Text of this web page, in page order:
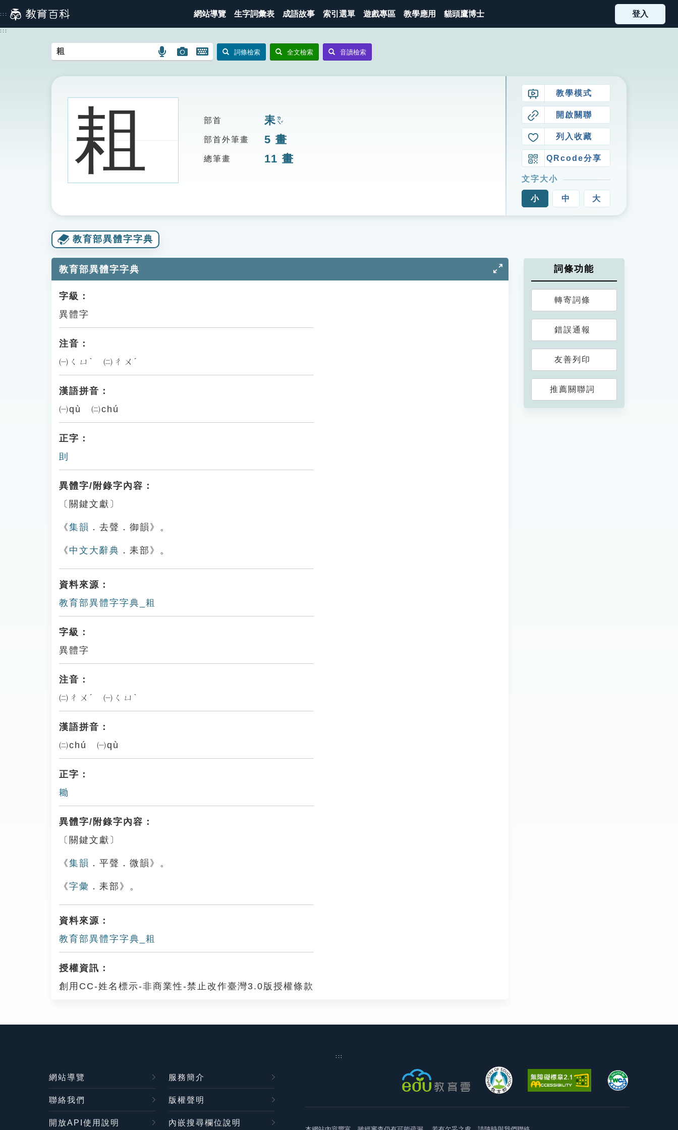
到
主
::: 網站導覽 生字詞彙表 成語故事 索引選單 遊戲專區 教學應用 貓頭鷹博士 登入
:::
語
搜
圖
圖
搜
開
鍵
詞條檢索 全文檢索 音讀檢索
耝 部首 耒ㄌㄟˇ
部首外筆畫 5 畫
總筆畫 11 畫
教學模式
開啟關聯
列入收藏
QRcode分享
文字大小
小 中 大
教育部異體字字典
教育部異體字字典
字級：
異體字
注音：
㈠ㄑㄩˋ ㈡ㄔㄨˊ
漢語拼音：
㈠qù ㈡chú
正字：
刞
異體字/附錄字內容：
〔關鍵文獻〕
《集韻 ．去聲．御韻》。
《 中文大辭典 ．耒部》。
資料來源：
教育部異體字字典_耝
字級：
異體字
注音：
㈡ㄔㄨˊ ㈠ㄑㄩˋ
漢語拼音：
㈡chú ㈠qù
正字：
耡
異體字/附錄字內容：
〔關鍵文獻〕
《集韻 ．平聲．微韻》。
《字彙 ．耒部》。
資料來源：
教育部異體字字典_耝
授權資訊：
創用CC-姓名標示-非商業性-禁止改作臺灣3.0版授權條款
詞條功能
轉寄詞條
錯誤通報
友善列印
推薦關聯詞
:::
網站導覽 服務簡介
聯絡我們 版權聲明
開放API使用說明 內嵌搜尋欄位說明